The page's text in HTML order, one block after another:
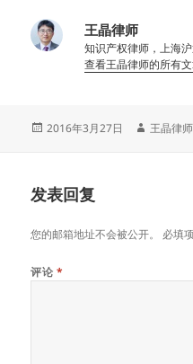
王晶律师
知识产权律师，上海
查看王晶律师的所有
发
2016年3月27日
作
王晶律师
发表回复
您的邮箱地址不会被公开。 必填
评论 *